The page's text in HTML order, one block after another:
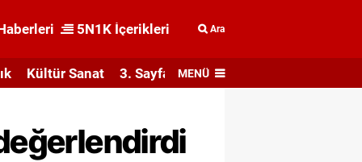
5N1K İçerikleri Ara
Kültür Sanat 3. Sayfa MENÜ